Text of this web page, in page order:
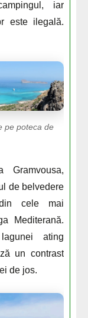
iar
este ilegală.
pe poteca de
de belvedere
cele mai
Mediterană.
ating
un contrast
de jos.